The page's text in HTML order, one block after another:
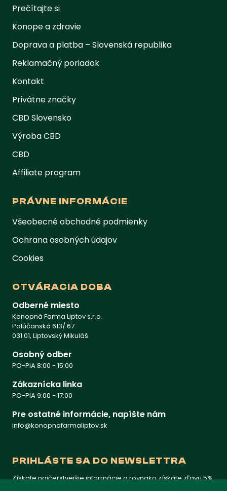
Prečítajte si
Konope a zdravie
Doprava a platba – Slovenská republika
Reklamačný poriadok
Kontakt
Privátne značky
CBD Slovensko
Výroba CBD
CBD
Affiliate program
PRÁVNE INFORMÁCIE
Všeobecné obchodné podmienky
Ochrana osobných údajov
Cookies
OTVÁRACIA DOBA
Odberné miesto
Konopná Farma Liptov s.r.o.
Palúčanská 613/ 67
031 01, Liptovský Mikuláš
Osobný odber
PO-PIA 8:00 - 15:00
Zákaznícka linka
PO-PIA 9:00 - 17:00
Pre ostatné informácie, napíšte nám
info@konopnafarmaliptov.sk
PRIHLÁSTE SA DO NEWSLETTRA
Získate najčerstvejšie informácie a rovnako získate zľavu 5%